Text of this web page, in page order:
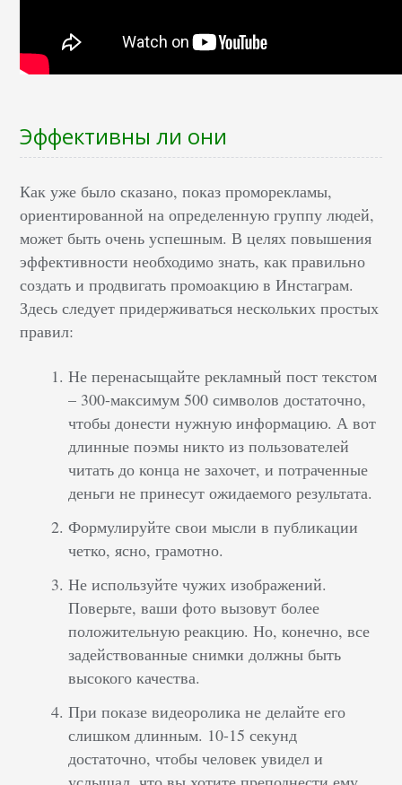
Эффективны ли они
Как уже было сказано, показ проморекламы,
ориентированной на определенную группу людей,
может быть очень успешным. В целях повышения
эффективности необходимо знать, как правильно
создать и продвигать промоакцию в Инстаграм.
Здесь следует придерживаться нескольких простых
правил:
Не перенасыщайте рекламный пост текстом
– 300-максимум 500 символов достаточно,
чтобы донести нужную информацию. А вот
длинные поэмы никто из пользователей
читать до конца не захочет, и потраченные
деньги не принесут ожидаемого результата.
Формулируйте свои мысли в публикации
четко, ясно, грамотно.
Не используйте чужих изображений.
Поверьте, ваши фото вызовут более
положительную реакцию. Но, конечно, все
задействованные снимки должны быть
высокого качества.
При показе видеоролика не делайте его
слишком длинным. 10-15 секунд
достаточно, чтобы человек увидел и